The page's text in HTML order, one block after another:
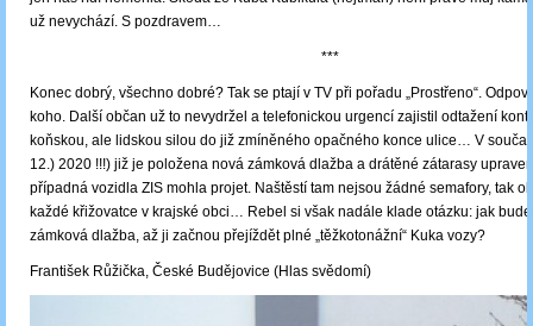
už nevychází. S pozdravem…
***
Konec dobrý, všechno dobré? Tak se ptají v TV při pořadu „Prostřeno“.
koho. Další občan už to nevydržel a telefonickou urgencí zajistil odtažení
koňskou, ale lidskou silou do již zmíněného opačného konce ulice… V
12.) 2020 !!!) již je položena nová zámková dlažba a drátěné zátarasy
případná vozidla ZIS mohla projet. Naštěstí tam nejsou žádné semafory, tak
každé křižovatce v krajské obci… Rebel si však nadále klade otázku: jak
zámková dlažba, až ji začnou přejíždět plné „těžkotonážní“ Kuka vozy?
František Růžička, České Budějovice (Hlas svědomí)